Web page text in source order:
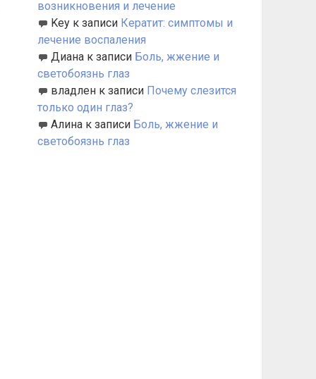
возникновения и лечение
Keyк записи Кератит: симптомы и
лечение воспаления
Дианак записи Боль, жжение и
светобоязнь глаз
владленк записи Почему слезится
только один глаз?
Алинак записи Боль, жжение и
светобоязнь глаз